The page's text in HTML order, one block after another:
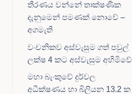
තීරණය වන්නේ තාක්ෂණික
දැනුමෙන් පමණක් නොවේ –
අගමැති
වංචනිකව අස්වැසුම ගත් පවුල්
ලක්ෂ 4 කට අස්වැසුම අහිමිවේ
මහා බැංකුවේ දුර්වල
අධීක්ෂණය හා බිලියන 13.2 ක